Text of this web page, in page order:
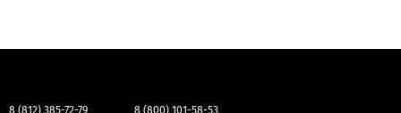
8 (812) 385-72-79 8 (800) 101-58-53